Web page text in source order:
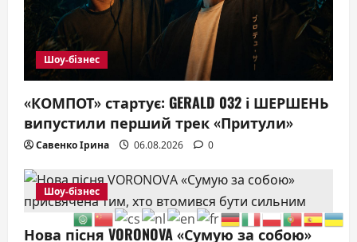
Шоу-бізнес
«КОМПОТ» стартує: GERALD 032 і ШЕРШЕНЬ
випустили перший трек «Притули»
Савенко Ірина 06.08.2026 0
Шоу-бізнес
Нова пісня VORONOVA «Сумую за собою»